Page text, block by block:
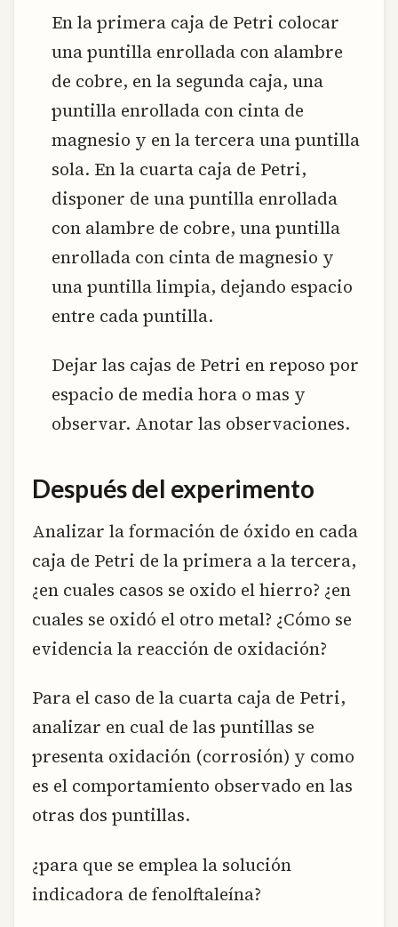
En la primera caja de Petri colocar
una puntilla enrollada con alambre
de cobre, en la segunda caja, una
puntilla enrollada con cinta de
magnesio y en la tercera una puntilla
sola. En la cuarta caja de Petri,
disponer de una puntilla enrollada
con alambre de cobre, una puntilla
enrollada con cinta de magnesio y
una puntilla limpia, dejando espacio
entre cada puntilla.
Dejar las cajas de Petri en reposo por
espacio de media hora o mas y
observar. Anotar las observaciones.
Después del experimento
Analizar la formación de óxido en cada
caja de Petri de la primera a la tercera,
¿en cuales casos se oxido el hierro? ¿en
cuales se oxidó el otro metal? ¿Cómo se
evidencia la reacción de oxidación?
Para el caso de la cuarta caja de Petri,
analizar en cual de las puntillas se
presenta oxidación (corrosión) y como
es el comportamiento observado en las
otras dos puntillas.
¿para que se emplea la solución
indicadora de fenolftaleína?